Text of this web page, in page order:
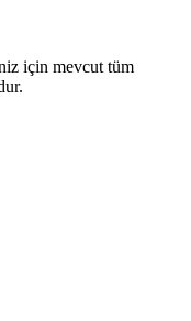
için mevcut tüm